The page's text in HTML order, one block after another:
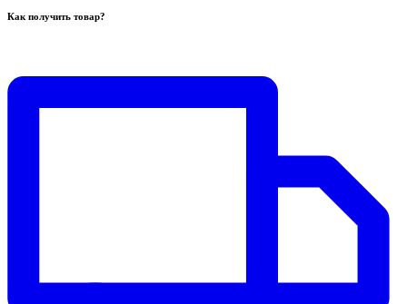
Как получить товар?